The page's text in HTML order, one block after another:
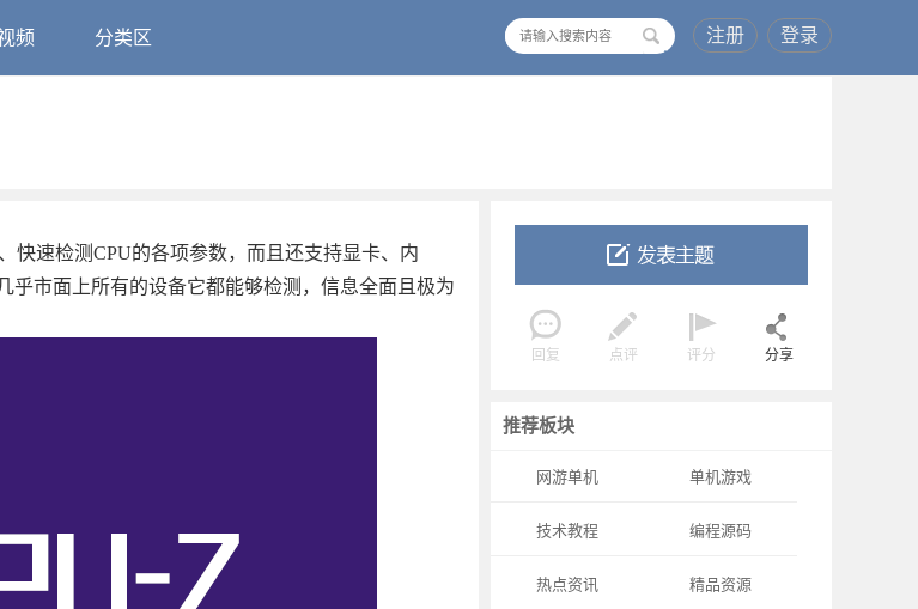
频 分类区 注册 登录
回复 点评 评分 分享
推荐板块
网游单机 单机游戏
技术教程 编程源码
热点资讯 精品资源
快速检测CPU的各项参数，而且还支持显卡、内
乎市面上所有的设备它都能够检测，信息全面且极为